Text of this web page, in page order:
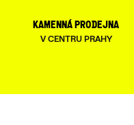
kamenná prodejna
V CENTRU PRAHY